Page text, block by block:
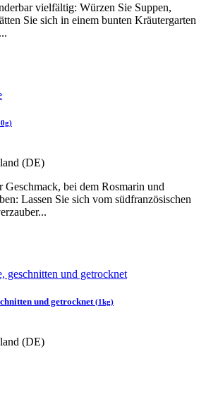
vielfältig: Würzen Sie Suppen,
Sie sich in einem bunten Kräutergarten
(DE)
bei dem Rosmarin und
Lassen Sie sich vom südfranzösischen
und getrocknet(1kg)
(DE)